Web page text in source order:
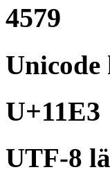
4579
Unicode
U+11E3
UTF-8